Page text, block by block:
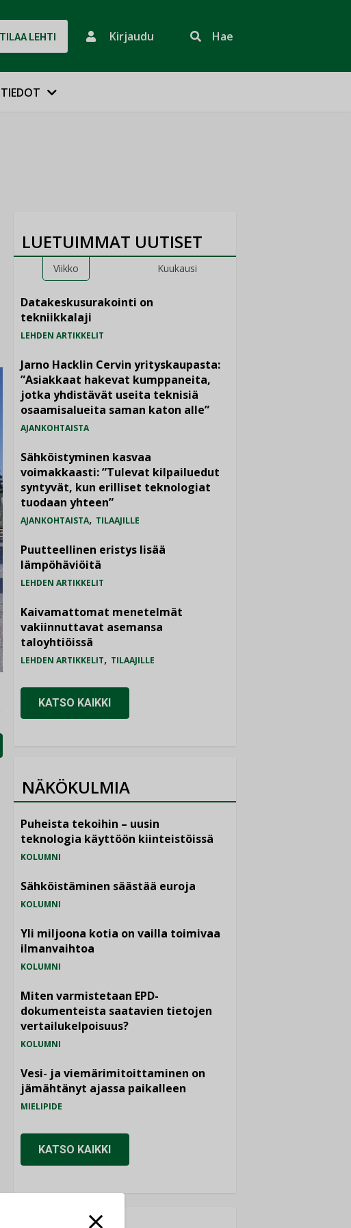
TILAA LEHTI Kirjaudu Hae
LUETUIMMAT UUTISET
Viikko Kuukausi
Datakeskusurakointi on
tekniikkalaji
LEHDEN ARTIKKELIT
Jarno Hacklin Cervin yrityskaupasta:
”Asiakkaat hakevat kumppaneita,
jotka yhdistävät useita teknisiä
osaamisalueita saman katon alle”
AJANKOHTAISTA
Sähköistyminen kasvaa
voimakkaasti: ”Tulevat kilpailuedut
syntyvät, kun erilliset teknologiat
tuodaan yhteen”
AJANKOHTAISTA, TILAAJILLE
Puutteellinen eristys lisää
lämpöhäviöitä
LEHDEN ARTIKKELIT
Kaivamattomat menetelmät
vakiinnuttavat asemansa
taloyhtiöissä
LEHDEN ARTIKKELIT, TILAAJILLE
KATSO KAIKKI
NÄKÖKULMIA
Puheista tekoihin – uusin
teknologia käyttöön kiinteistöissä
KOLUMNI
Sähköistäminen säästää euroja
KOLUMNI
Yli miljoona kotia on vailla toimivaa
ilmanvaihtoa
KOLUMNI
Miten varmistetaan EPD-
dokumenteista saatavien tietojen
vertailukelpoisuus?
KOLUMNI
Vesi- ja viemärimitoittaminen on
jämähtänyt ajassa paikalleen
MIELIPIDE
KATSO KAIKKI